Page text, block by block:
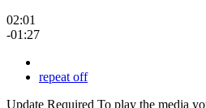
02:01
-01:27
repeat off
Update Required To play the media